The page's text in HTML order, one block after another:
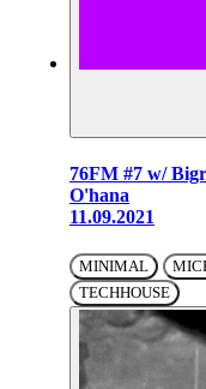
76FM #7 w/
O'hana
11.09.2021
MINIMAL
TECHHOUSE